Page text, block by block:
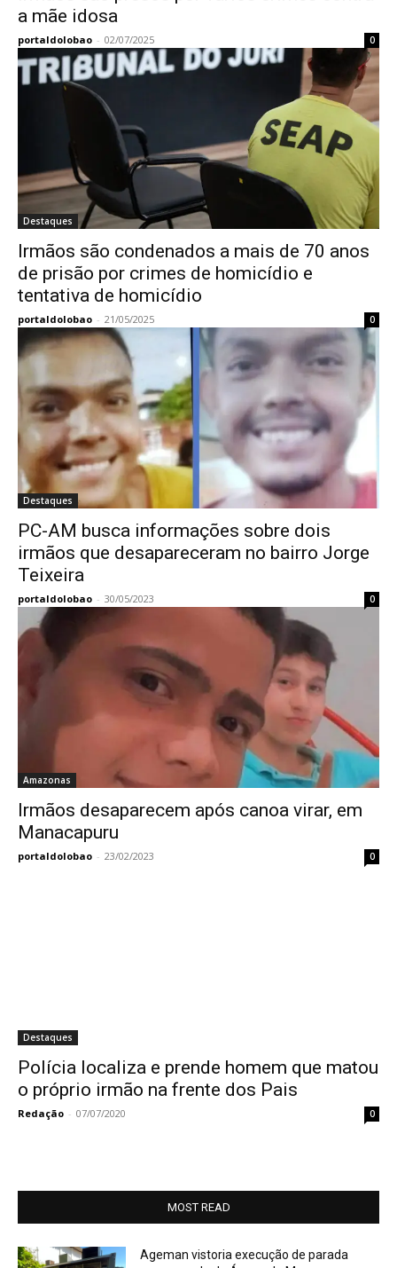
a mãe idosa
portaldolobao - 02/07/2025 0
Destaques
Irmãos são condenados a mais de 70 anos
de prisão por crimes de homicídio e
tentativa de homicídio
portaldolobao - 21/05/2025 0
Destaques
PC-AM busca informações sobre dois
irmãos que desapareceram no bairro Jorge
Teixeira
portaldolobao - 30/05/2023 0
Amazonas
Irmãos desaparecem após canoa virar, em
Manacapuru
portaldolobao - 23/02/2023 0
Destaques
Polícia localiza e prende homem que matou
o próprio irmão na frente dos Pais
Redação - 07/07/2020 0
MOST READ
Ageman vistoria execução de parada